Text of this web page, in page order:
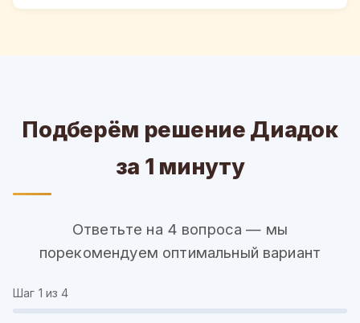
Подберём решение Диадок
за 1 минуту
Ответьте на 4 вопроса — мы
порекомендуем оптимальный вариант
Шаг 1 из 4